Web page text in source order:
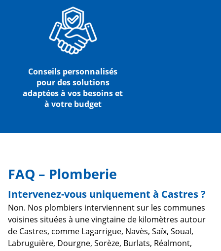
Conseils personnalisés
pour des solutions
adaptées à vos besoins et
à votre budget
FAQ – Plomberie
Intervenez-vous uniquement à Castres ?
Non. Nos plombiers interviennent sur les communes
voisines situées à une vingtaine de kilomètres autour
de Castres, comme Lagarrigue, Navès, Saïx, Soual,
Labruguière, Dourgne, Sorèze, Burlats, Réalmont,